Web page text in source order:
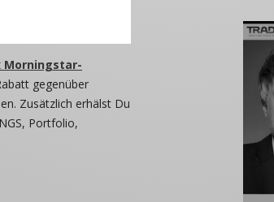
Morningstar-
gegenüber
Zusätzlich erhälst Du
Portfolio,